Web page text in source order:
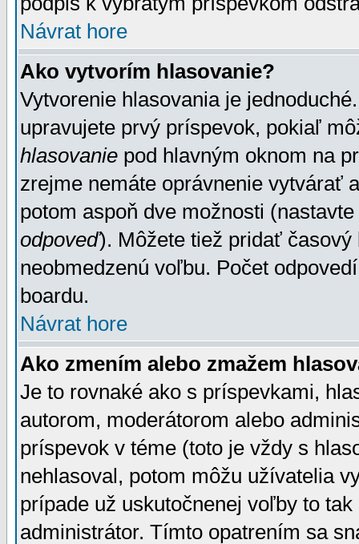
Návrat hore
Ako vytvorím hlasovanie?
Vytvorenie hlasovania je
upravujete prvý príspevok, pokiaľ
hlasovanie pod hlavným oknom na
zrejme nemáte oprávnenie vytvárať
potom aspoň dve možnosti
odpoveď). Môžete tiež pridať
neobmedzenú voľbu. Počet
boardu.
Návrat hore
Ako zmením alebo zmažem
Je to rovnaké ako s príspevkami,
autorom, moderátorom alebo
príspevok v téme (toto je vždy s
nehlasoval, potom môžu užívatelia
prípade už uskutočnenej voľby to
administrátor. Tímto opatrením sa